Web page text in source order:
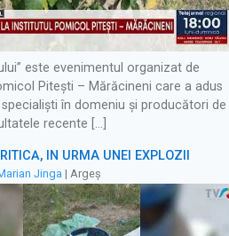
este evenimentul organizat de
Pitești – Mărăcineni care a adus
în domeniu și producători de
recente […]
ÎN URMA UNEI EXPLOZII
Jinga | Argeș